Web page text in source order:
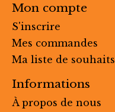
Mon compte
S'inscrire
Mes commandes
Ma liste de souhaits
Informations
À propos de nous